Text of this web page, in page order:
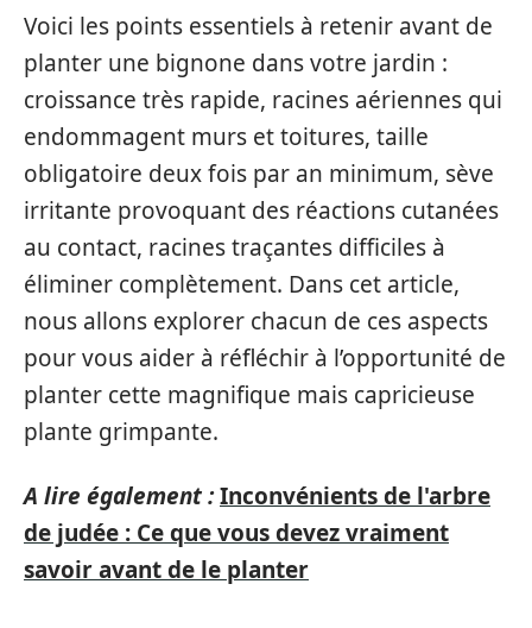
Voici les points essentiels à retenir avant de
planter une bignone dans votre jardin :
croissance très rapide, racines aériennes qui
endommagent murs et toitures, taille
obligatoire deux fois par an minimum, sève
irritante provoquant des réactions cutanées
au contact, racines traçantes difficiles à
éliminer complètement. Dans cet article,
nous allons explorer chacun de ces aspects
pour vous aider à réfléchir à l’opportunité de
planter cette magnifique mais capricieuse
plante grimpante.
A lire également :Inconvénients de l'arbre
de judée : Ce que vous devez vraiment
savoir avant de le planter